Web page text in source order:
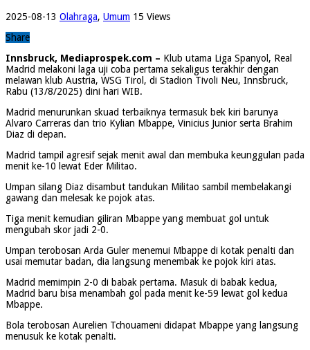
2025-08-13 Olahraga, Umum 15 Views
Share
Innsbruck, Mediaprospek.com – Klub utama Liga Spanyol, Real
Madrid melakoni laga uji coba pertama sekaligus terakhir dengan
melawan klub Austria, WSG Tirol, di Stadion Tivoli Neu, Innsbruck,
Rabu (13/8/2025) dini hari WIB.
Madrid menurunkan skuad terbaiknya termasuk bek kiri barunya
Alvaro Carreras dan trio Kylian Mbappe, Vinicius Junior serta Brahim
Diaz di depan.
Madrid tampil agresif sejak menit awal dan membuka keunggulan pada
menit ke-10 lewat Eder Militao.
Umpan silang Diaz disambut tandukan Militao sambil membelakangi
gawang dan melesak ke pojok atas.
Tiga menit kemudian giliran Mbappe yang membuat gol untuk
mengubah skor jadi 2-0.
Umpan terobosan Arda Guler menemui Mbappe di kotak penalti dan
usai memutar badan, dia langsung menembak ke pojok kiri atas.
Madrid memimpin 2-0 di babak pertama. Masuk di babak kedua,
Madrid baru bisa menambah gol pada menit ke-59 lewat gol kedua
Mbappe.
Bola terobosan Aurelien Tchouameni didapat Mbappe yang langsung
menusuk ke kotak penalti.